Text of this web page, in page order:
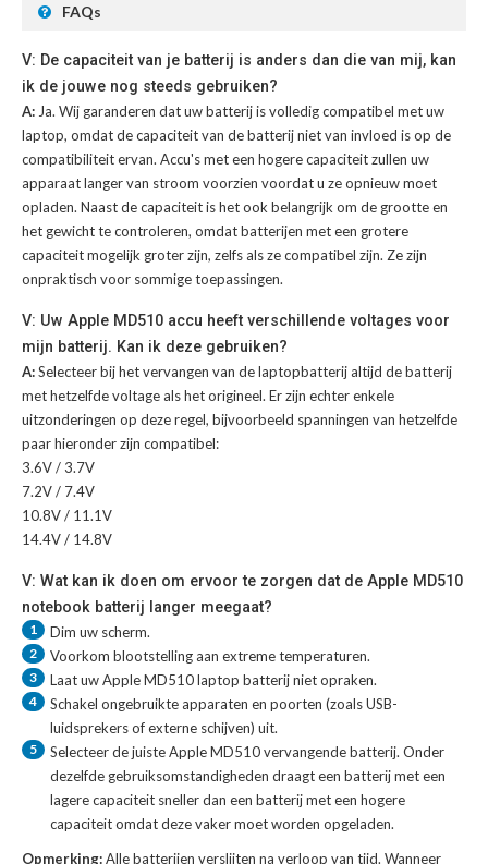
FAQs
V: De capaciteit van je batterij is anders dan die van mij, kan
ik de jouwe nog steeds gebruiken?
A: Ja. Wij garanderen dat uw batterij is volledig compatibel met uw
laptop, omdat de capaciteit van de batterij niet van invloed is op de
compatibiliteit ervan. Accu's met een hogere capaciteit zullen uw
apparaat langer van stroom voorzien voordat u ze opnieuw moet
opladen. Naast de capaciteit is het ook belangrijk om de grootte en
het gewicht te controleren, omdat batterijen met een grotere
capaciteit mogelijk groter zijn, zelfs als ze compatibel zijn. Ze zijn
onpraktisch voor sommige toepassingen.
V: Uw Apple MD510 accu heeft verschillende voltages voor
mijn batterij. Kan ik deze gebruiken?
A:Selecteer bij het vervangen van de laptopbatterij altijd de batterij
met hetzelfde voltage als het origineel. Er zijn echter enkele
uitzonderingen op deze regel, bijvoorbeeld spanningen van hetzelfde
paar hieronder zijn compatibel:
3.6V / 3.7V
7.2V / 7.4V
10.8V / 11.1V
14.4V / 14.8V
V: Wat kan ik doen om ervoor te zorgen dat de Apple MD510
notebook batterij langer meegaat?
1 Dim uw scherm.
2 Voorkom blootstelling aan extreme temperaturen.
3 Laat uwApple MD510 laptop batterijniet opraken.
4
Schakel ongebruikte apparaten en poorten (zoals USB-
luidsprekers of externe schijven) uit.
5 Selecteer de juisteApple MD510 vervangende batterij. Onder
dezelfde gebruiksomstandigheden draagt een batterij met een
lagere capaciteit sneller dan een batterij met een hogere
capaciteit omdat deze vaker moet worden opgeladen.
Opmerking:Alle batterijen verslijten na verloop van tijd. Wanneer